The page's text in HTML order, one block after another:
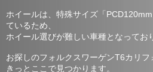
ホイールは、特殊サイズ「
ているため、
ホイール選びが難しい車種となってお
お探しのフォルクスワーゲンT6カリ
きっとここで見つかります。